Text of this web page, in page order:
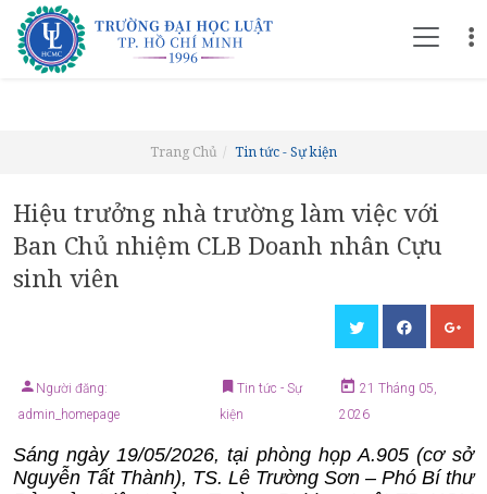
Trang Chủ Tin tức - Sự kiện
Hiệu trưởng nhà trường làm việc với
Ban Chủ nhiệm CLB Doanh nhân Cựu
sinh viên
Người đăng:
admin_homepage
Tin tức - Sự
kiện
21 Tháng 05,
2026
Sáng ngày 19/05/2026, tại phòng họp A.905 (cơ sở
Nguyễn Tất Thành), TS. Lê Trường Sơn – Phó Bí thư